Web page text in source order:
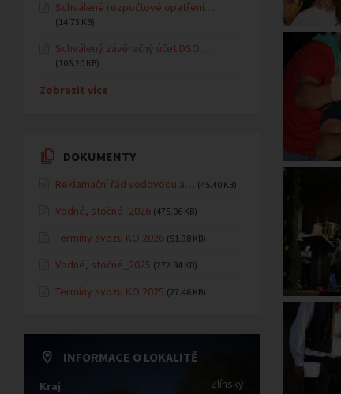
Schválené rozpočtové opatření…
(14.73 KB)
Schválený závěrečný účet DSO…
(106.20 KB)
Zobrazit více
DOKUMENTY
Reklamační řád vodovodu a… (45.40 KB)
Vodné, stočné_2026 (475.06 KB)
Termíny svozu KO 2026 (91.38 KB)
Vodné, stočné_2025 (272.84 KB)
Termíny svozu KO 2025 (27.46 KB)
INFORMACE O LOKALITĚ
Kraj Zlínský